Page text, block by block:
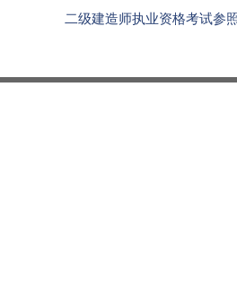
二级建造师执业资格考试参